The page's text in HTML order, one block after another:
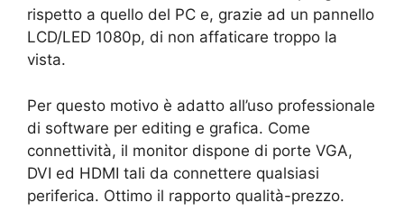
rispetto a quello del PC e, grazie ad un pannello
LCD/LED 1080p, di non affaticare troppo la
vista.
Per questo motivo è adatto all’uso professionale
di software per editing e grafica. Come
connettività, il monitor dispone di porte VGA,
DVI ed HDMI tali da connettere qualsiasi
periferica. Ottimo il rapporto qualità-prezzo.